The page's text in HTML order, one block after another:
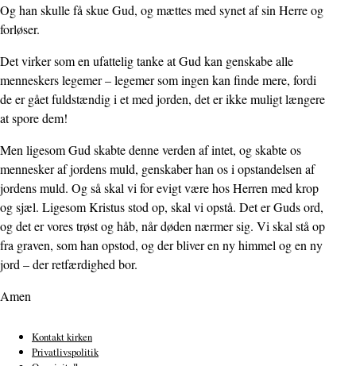
Og han skulle få skue Gud, og mættes med synet af sin Herre og
forløser.
Det virker som en ufattelig tanke at Gud kan genskabe alle
menneskers legemer – legemer som ingen kan finde mere, fordi
de er gået fuldstændig i et med jorden, det er ikke muligt længere
at spore dem!
Men ligesom Gud skabte denne verden af intet, og skabte os
mennesker af jordens muld, genskaber han os i opstandelsen af
jordens muld. Og så skal vi for evigt være hos Herren med krop
og sjæl. Ligesom Kristus stod op, skal vi opstå. Det er Guds ord,
og det er vores trøst og håb, når døden nærmer sig. Vi skal stå op
fra graven, som han opstod, og der bliver en ny himmel og en ny
jord – der retfærdighed bor.
Amen
Kontakt kirken
Privatlivspolitik